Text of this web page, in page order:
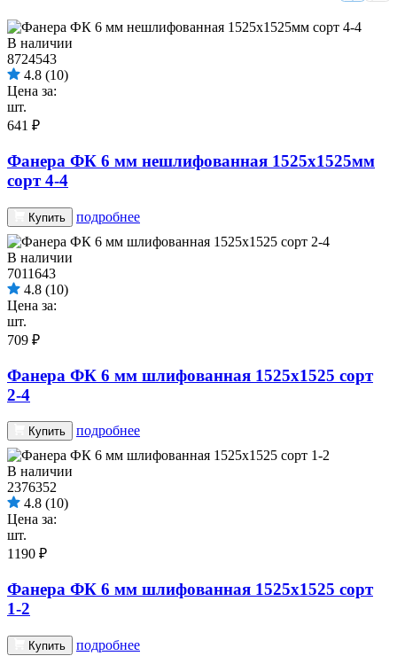
В наличии
Фанера ФК 6 мм нешлифованная 1525х1525мм
сорт 4-4
8724543
4.8 (10)
Цена за:
шт.
641 ₽
Купить подробнее
В наличии
Фанера ФК 6 мм шлифованная 1525х1525 сорт
2-4
7011643
4.8 (10)
Цена за:
шт.
709 ₽
Купить подробнее
В наличии
Фанера ФК 6 мм шлифованная 1525х1525 сорт
1-2
2376352
4.8 (10)
Цена за:
шт.
1190 ₽
Купить подробнее